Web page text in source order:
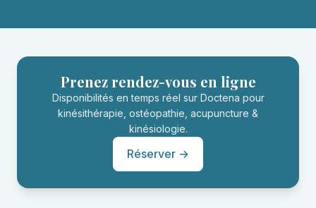
Prenez rendez-vous en ligne
Disponibilités en temps réel sur Doctena pour
kinésithérapie, ostéopathie, acupuncture &
kinésiologie.
Réserver →